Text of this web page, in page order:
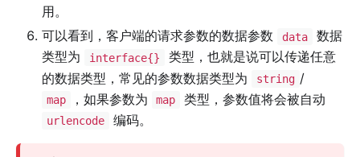
用。
可以看到，客户端的请求参数的数据参数
data
数据
类型为
interface{}
类型，也就是说可以传递任意
的数据类型，常见的参数数据类型为
string /
map ，如果参数为 map 类型，参数值将会被自动
urlencode 编码。